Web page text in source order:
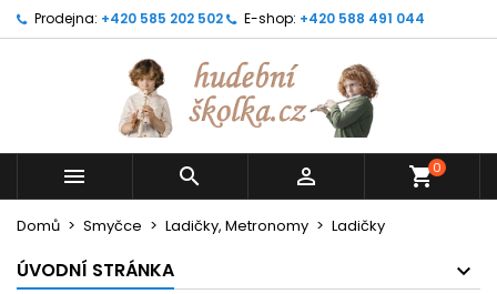
Prodejna: +420 585 202 502 E-shop: +420 588 491 044
   shopping_cart0
Domů Smyčce Ladičky, Metronomy Ladičky
ÚVODNÍ STRÁNKA